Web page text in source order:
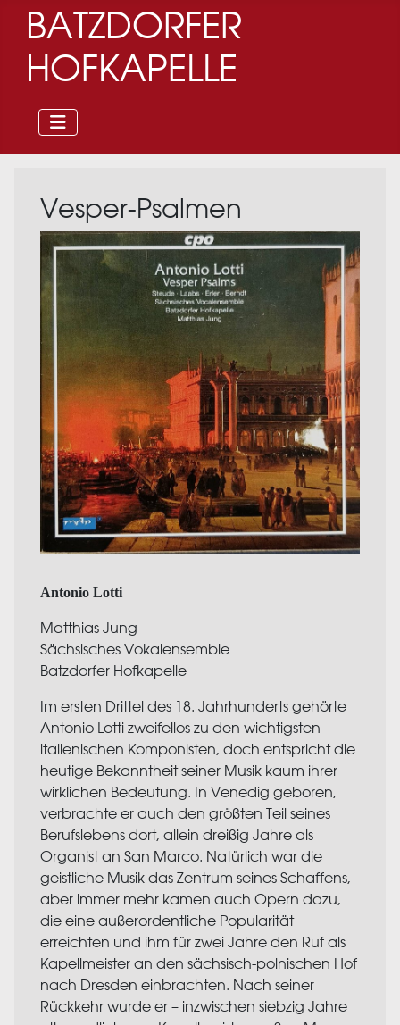
BATZDORFER
HOFKAPELLE
Vesper-Psalmen
Antonio Lotti
Matthias Jung
Sächsisches Vokalensemble
Batzdorfer Hofkapelle
Im ersten Drittel des 18. Jahrhunderts gehörte
Antonio Lotti zweifellos zu den wichtigsten
italienischen Komponisten, doch entspricht die
heutige Bekanntheit seiner Musik kaum ihrer
wirklichen Bedeutung. In Venedig geboren,
verbrachte er auch den größten Teil seines
Berufslebens dort, allein dreißig Jahre als
Organist an San Marco. Natürlich war die
geistliche Musik das Zentrum seines Schaffens,
aber immer mehr kamen auch Opern dazu,
die eine außerordentliche Popularität
erreichten und ihm für zwei Jahre den Ruf als
Kapellmeister an den sächsisch-polnischen Hof
nach Dresden einbrachten. Nach seiner
Rückkehr wurde er – inzwischen siebzig Jahre